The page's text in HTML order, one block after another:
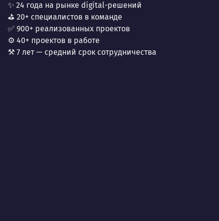
✨ 24 года на рынке digital-решений
⛳ 20+ специалистов в команде
✅ 900+ реализованных проектов
⚙️ 40+ проектов в работе
⚒️ 7 лет — средний срок сотрудничества